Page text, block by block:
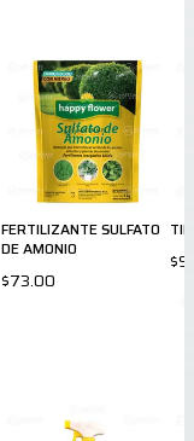
FERTILIZANTE SULFATO
DE AMONIO
$73.00